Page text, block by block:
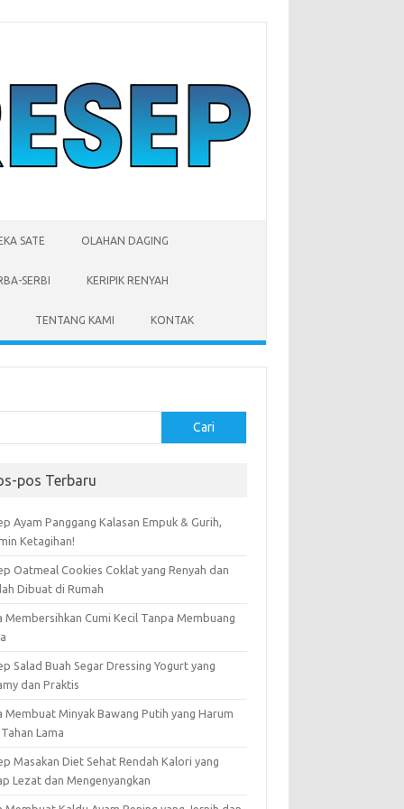
SATE OLAHAN DAGING
SERBI KERIPIK RENYAH
TENTANG KAMI KONTAK
Cari
pos Terbaru
Ayam Panggang Kalasan Empuk & Gurih,
Ketagihan!
Oatmeal Cookies Coklat yang Renyah dan
Dibuat di Rumah
Membersihkan Cumi Kecil Tanpa Membuang
Salad Buah Segar Dressing Yogurt yang
dan Praktis
Membuat Minyak Bawang Putih yang Harum
Lama
Masakan Diet Sehat Rendah Kalori yang
Lezat dan Mengenyangkan